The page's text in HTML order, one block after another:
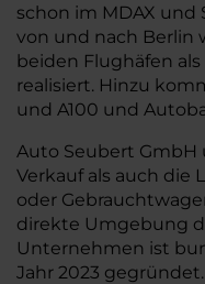
schon im MDAX und
von und nach Berlin
beiden Flughäfen
realisiert. Hinzu
und A100 und
Auto Seubert
Verkauf als auch die
oder
direkte Umgebung
Unternehmen ist
Jahr 2023